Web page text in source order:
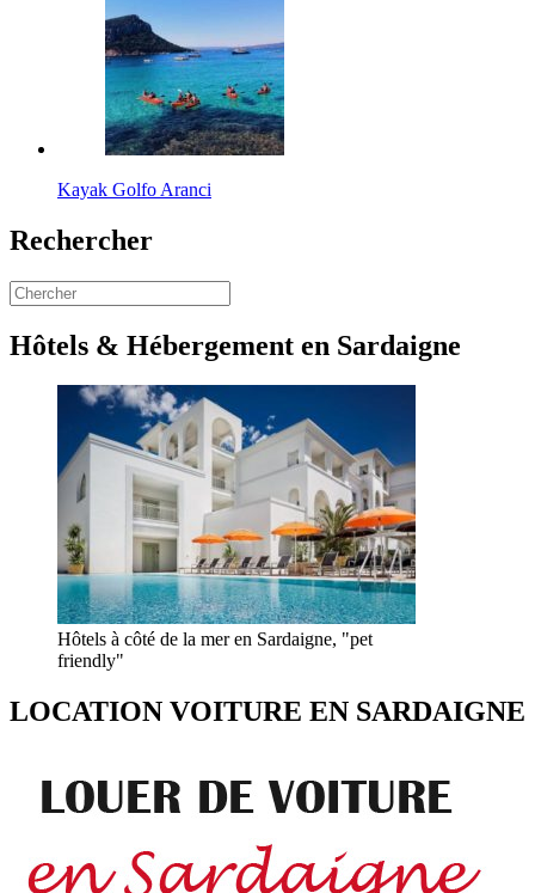
Kayak Golfo Aranci
Rechercher
Hôtels & Hébergement en Sardaigne
Hôtels à côté de la mer en Sardaigne, "pet
friendly"
LOCATION VOITURE EN SARDAIGNE